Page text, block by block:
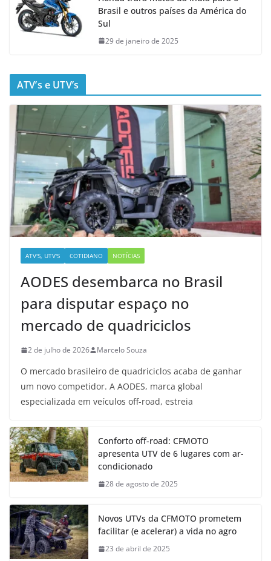
Brasil e outros países da América do
Sul
29 de janeiro de 2025
ATV’s e UTV’s
ATV'S, UTV'S COTIDIANO NOTÍCIAS
AODES desembarca no Brasil
para disputar espaço no
mercado de quadriciclos
2 de julho de 2026 Marcelo Souza
O mercado brasileiro de quadriciclos acaba de ganhar
um novo competidor. A AODES, marca global
especializada em veículos off-road, estreia
Conforto off-road: CFMOTO
apresenta UTV de 6 lugares com ar-
condicionado
28 de agosto de 2025
Novos UTVs da CFMOTO prometem
facilitar (e acelerar) a vida no agro
23 de abril de 2025